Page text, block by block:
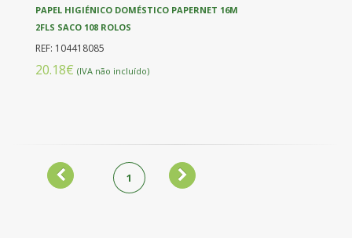
PAPEL HIGIÉNICO DOMÉSTICO PAPERNET 16M
2FLS SACO 108 ROLOS
REF: 104418085
20.18€ (IVA não incluído)
1